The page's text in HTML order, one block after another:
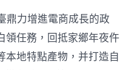
鼎力增進電商成長的政
領任務，回抵家鄉年夜仵
本地特點產物，并打造自